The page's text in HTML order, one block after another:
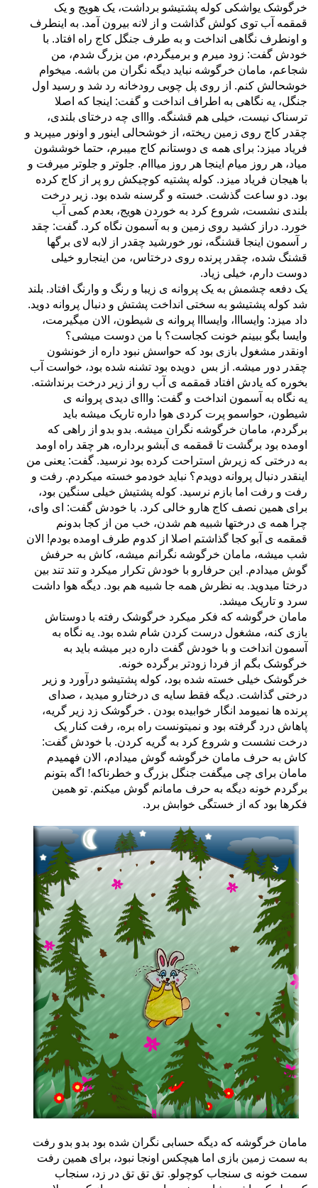
خرگوشک یواشکی کوله پشتیشو برداشت، یک هویج و یک
قمقمه آب توی کولش گذاشت و از لانه بیرون آمد. به اینطرف
و اونطرف نگاهی انداخت و به طرف جنگل کاج راه افتاد. با
خودش گفت: زود میرم و برمیگردم، من بزرگ شدم، من
شجاعم، مامان خرگوشه نباید دیگه نگران من باشه. میخوام
خوشحالش کنم. از روی پل چوبی رودخانه رد شد و رسید اول
جنگل، یه نگاهی به اطراف انداخت و گفت: اینجا که اصلا
ترسناک نیست، خیلی هم قشنگه. وااای چه درختای بلندی،
چقدر کاج روی زمین ریخته، از خوشحالی اینور و اونور میپرید و
فریاد میزد: برای همه ی دوستانم کاج میبرم، حتما خوششون
میاد، هر روز میام اینجا هر روز میااام. جلوتر و جلوتر میرفت و
با هیجان فریاد میزد. کوله پشتیه کوچیکش رو پر از کاج کرده
بود. دو ساعت گذشت. خسته و گرسنه شده بود. زیر درخت
بلندی نشست، شروع کرد به خوردن هویج، بعدم کمی آب
خورد. دراز کشید روی زمین و به آسمون نگاه کرد. گفت: چقد
ر آسمون اینجا قشنگه، نور خورشید چقدر از لابه لای برگها
قشنگ شده، چقدر پرنده روی درختاس، من اینجارو خیلی
دوست دارم، خیلی زیاد.
یک دفعه چشمش به یک پروانه ی زیبا و رنگ و وارنگ افتاد. بلند
شد کوله پشتیشو به سختی انداخت پشتش و دنبال پروانه دوید.
داد میزد: وایسااا، وایسااا پروانه ی شیطون، الان میگیرمت،
وایسا بگو ببینم خونت کجاست؟ با من دوست میشی؟
اونقدر مشغول بازی بود که حواسش نبود داره از خونشون
چقدر دور میشه. از بس دویده بود تشنه شده بود، خواست آب
بخوره که یادش افتاد قمقمه ی آب رو از زیر درخت برنداشته.
یه نگاه به آسمون انداخت و گفت: وااای دیدی پروانه ی
شیطون، حواسمو پرت کردی هوا داره تاریک میشه باید
برگردم، مامان خرگوشه نگران میشه. بدو بدو از راهی که
اومده بود برگشت تا قمقمه ی آبشو برداره، هر چقد راه اومد
به درختی که زیرش استراحت کرده بود نرسید. گفت: یعنی من
اینقدر دنبال پروانه دویدم؟ نباید خودمو خسته میکردم. رفت و
رفت و رفت اما بازم نرسید. کوله پشتیش خیلی سنگین بود،
برای همین نصف کاج هارو خالی کرد. با خودش گفت: ای وای،
چرا همه ی درختها شبیه هم شدن، خب من از کجا بدونم
قمقمه ی آبو کجا گذاشتم اصلا از کدوم طرف اومده بودم! الان
شب میشه، مامان خرگوشه نگرانم میشه، کاش به حرفش
گوش میدادم. این حرفارو با خودش تکرار میکرد و تند تند بین
درختا میدوید. به نظرش همه جا شبیه هم بود. دیگه هوا داشت
سرد و تاریک میشد.
مامان خرگوشه که فکر میکرد خرگوشک رفته با دوستاش
بازی کنه، مشغول درست کردن شام شده بود. یه نگاه به
آسمون انداخت و با خودش گفت داره دیر میشه باید به
خرگوشک بگم از فردا زودتر برگرده خونه.
خرگوشک خیلی خسته شده بود، کوله پشتیشو درآورد و زیر
درختی گذاشت. دیگه فقط سایه ی درختارو میدید ، صدای
پرنده ها نمیومد انگار خوابیده بودن . خرگوشک زد زیر گریه،
پاهاش درد گرفته بود و نمیتونست راه بره، رفت کنار یک
درخت نشست و شروع کرد به گریه کردن. با خودش گفت:
کاش به حرف مامان خرگوشه گوش میدادم، الان فهمیدم
مامان برای چی میگفت جنگل بزرگ و خطرناکه! اگه بتونم
برگردم خونه دیگه به حرف مامانم گوش میکنم. تو همین
فکرها بود که از خستگی خوابش برد.
مامان خرگوشه که دیگه حسابی نگران شده بود بدو بدو رفت
به سمت زمین بازی اما هیچکس اونجا نبود، برای همین رفت
سمت خونه ی سنجاب کوچولو. تق تق تق در زد، سنجاب